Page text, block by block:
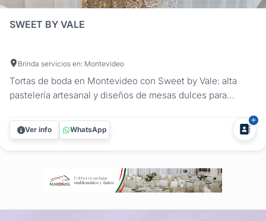
SWEET BY VALE
Brinda servicios en: Montevideo
Tortas de boda en Montevideo con Sweet by Vale: alta
pastelería artesanal y diseños de mesas dulces para
propuesta nupcial que mejor acompañe tu estilo, desde
una creación clásica y sofisticada hasta una opción
Ver info WhatsApp